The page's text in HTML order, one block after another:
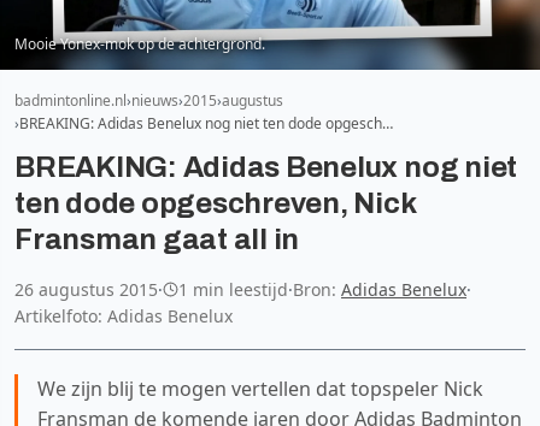
Mooie Yonex-mok op de achtergrond.
badmintonline.nl nieuws 2015 augustus
BREAKING: Adidas Benelux nog niet ten dode opgesch…
BREAKING: Adidas Benelux nog niet
ten dode opgeschreven, Nick
Fransman gaat all in
26 augustus 2015· 1 min leestijd·Bron: Adidas Benelux·
Artikelfoto: Adidas Benelux
We zijn blij te mogen vertellen dat topspeler Nick
Fransman de komende jaren door Adidas Badminton